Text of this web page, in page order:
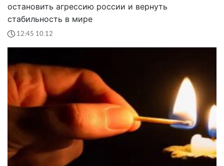
остановить агрессию россии и вернуть
стабильность в мире
12:45 10.12